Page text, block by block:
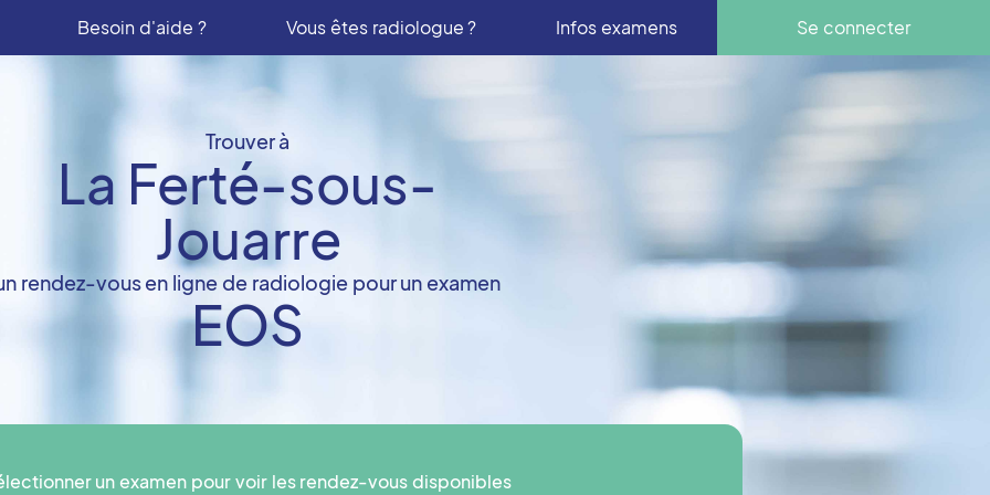
Besoin d'aide ? Vous êtes radiologue ? Infos examens Se connecter
Trouver à
La Ferté-sous-
Jouarre
rendez-vous en ligne de radiologie pour un examen
EOS
un examen pour voir les rendez-vous disponibles